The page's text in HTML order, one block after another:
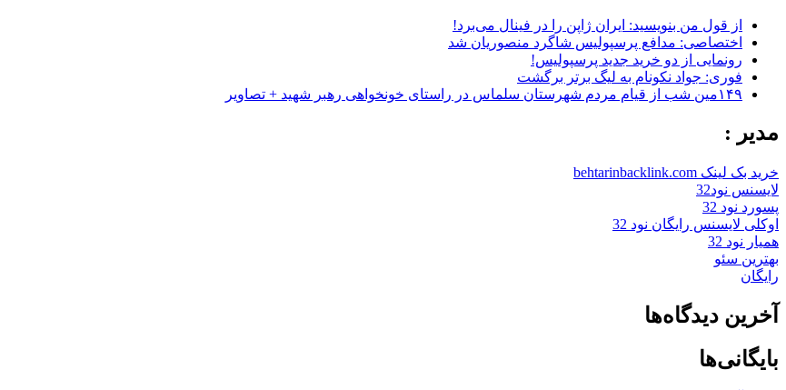
از قول من بنویسید: ایران ژاپن را در فینال می‌برد!
اختصاصی: مدافع پرسپولیس شاگرد منصوریان شد
رونمایی از دو خرید جدید پرسپولیس!
فوری: جواد نکونام به لیگ برتر برگشت
۱۴۹مین شب از قیام مردم شهرستان سلماس در راستای خونخواهی رهبر شهید + تصاویر
مدیر :
خرید بک لینک behtarinbacklink.com
لایسنس نود32
پسورد نود 32
اوکلی لایسنس رایگان نود 32
همیار نود 32
بهترین سئو
رایگان
آخرین دیدگاه‌ها
بایگانی‌ها